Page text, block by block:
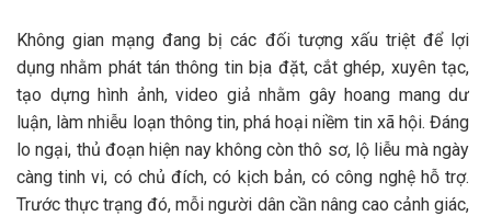
Không gian mạng đang bị các đối tượng xấu triệt để lợi
dụng nhằm phát tán thông tin bịa đặt, cắt ghép, xuyên tạc,
tạo dựng hình ảnh, video giả nhằm gây hoang mang dư
luận, làm nhiễu loạn thông tin, phá hoại niềm tin xã hội. Đáng
lo ngại, thủ đoạn hiện nay không còn thô sơ, lộ liễu mà ngày
càng tinh vi, có chủ đích, có kịch bản, có công nghệ hỗ trợ.
Trước thực trạng đó, mỗi người dân cần nâng cao cảnh giác,